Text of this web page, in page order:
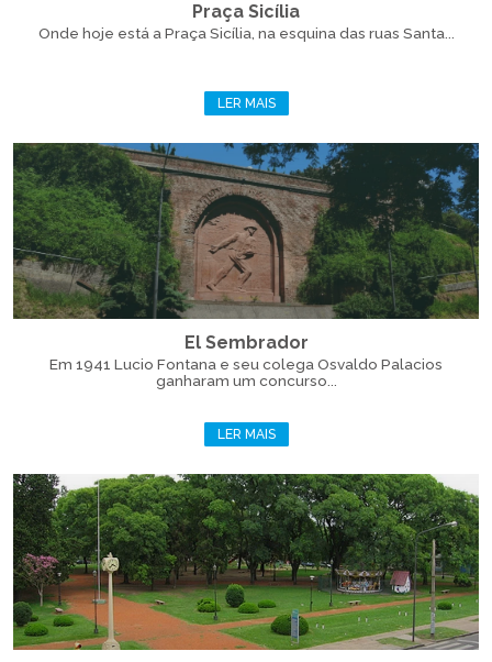
Praça Sicília
Onde hoje está a Praça Sicília, na esquina das ruas Santa...
LER MAIS
El Sembrador
Em 1941 Lucio Fontana e seu colega Osvaldo Palacios
ganharam um concurso...
LER MAIS